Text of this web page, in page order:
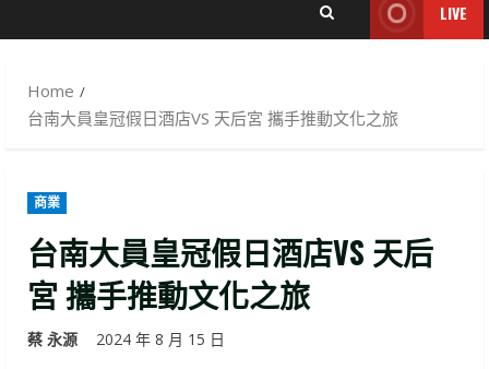
LIVE
Home
台南大員皇冠假日酒店VS 天后宮 攜手推動文化之旅
商業
台南大員皇冠假日酒店VS 天后
宮 攜手推動文化之旅
蔡 永源 2024 年 8 月 15 日